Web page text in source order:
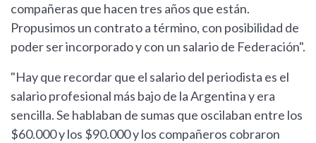
compañeras que hacen tres años que están.
Propusimos un contrato a término, con posibilidad de
poder ser incorporado y con un salario de Federación".
"Hay que recordar que el salario del periodista es el
salario profesional más bajo de la Argentina y era
sencilla. Se hablaban de sumas que oscilaban entre los
$60.000 y los $90.000 y los compañeros cobraron